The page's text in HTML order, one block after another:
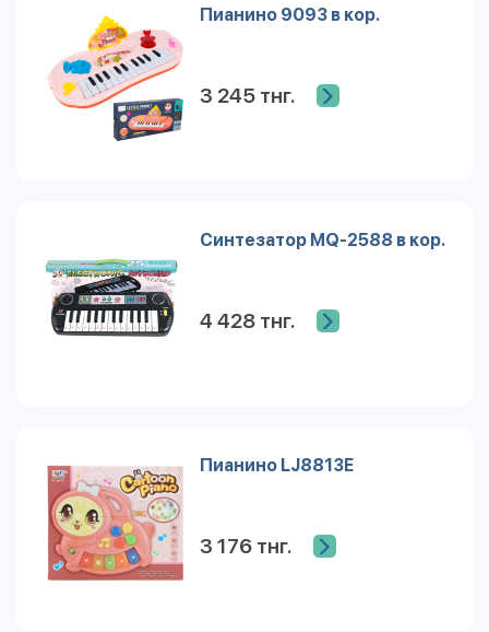
Пианино 9093 в кор.
3 245 тнг.
Синтезатор MQ-2588 в кор.
4 428 тнг.
Пианино LJ8813E
3 176 тнг.